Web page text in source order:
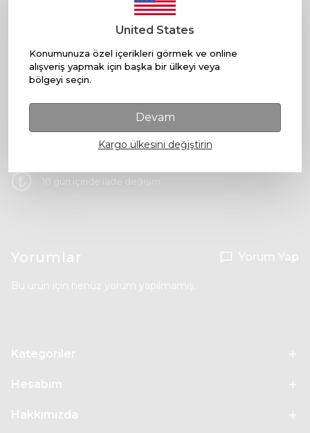
United States
Konumunuza özel içerikleri görmek ve online
alışveriş yapmak için başka bir ülkeyi veya
bölgeyi seçin.
Devam
Kargo ülkesini değiştirin
S M L XL XXL
SEPETE EKLE
Ücretsiz Kargo
10 gün içinde iade değişim
Yorumlar Yorum Yap
Bu ürün için henüz yorum yapılmamış.
Kategoriler
Hesabım
Hakkımızda